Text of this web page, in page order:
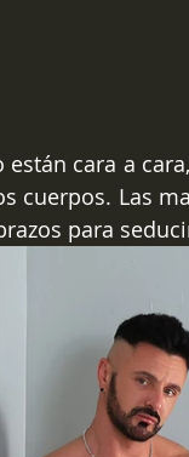
están cara a
cuerpos. Las
para